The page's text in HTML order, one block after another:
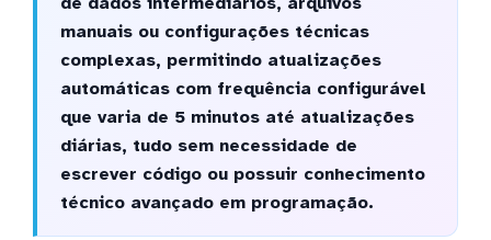
manuais ou configurações técnicas
complexas, permitindo atualizações
automáticas com frequência configurável
que varia de 5 minutos até atualizações
diárias, tudo sem necessidade de
escrever código ou possuir conhecimento
técnico avançado em programação.